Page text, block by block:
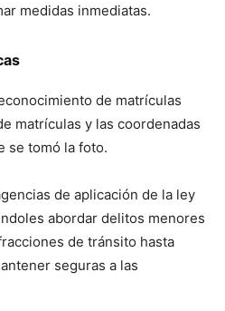
medidas inmediatas.
de matrículas
matrículas y las coordenadas
se tomó la foto.
de aplicación de la ley
abordar delitos menores
de tránsito hasta
seguras a las